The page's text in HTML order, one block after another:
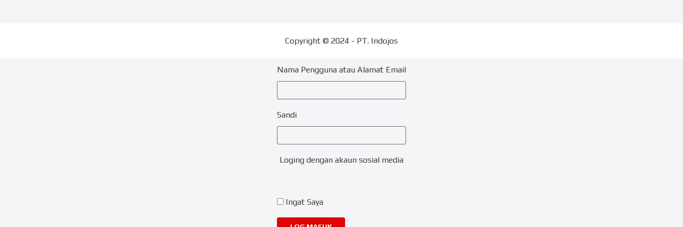
Copyright © 2024 - PT. Indojos
Nama Pengguna atau Alamat Email
Sandi
Loging dengan akaun sosial media
Ingat Saya